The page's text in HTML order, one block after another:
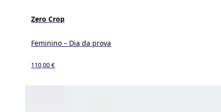
Zero Crop
Feminino – Dia da prova
110,00 €